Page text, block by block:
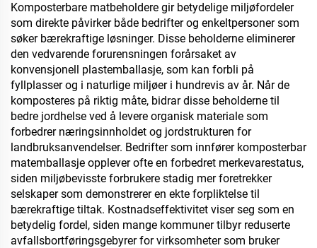
Komposterbare matbeholdere gir betydelige miljøfordeler
som direkte påvirker både bedrifter og enkeltpersoner som
søker bærekraftige løsninger. Disse beholderne eliminerer
den vedvarende forurensningen forårsaket av
konvensjonell plastemballasje, som kan forbli på
fyllplasser og i naturlige miljøer i hundrevis av år. Når de
komposteres på riktig måte, bidrar disse beholderne til
bedre jordhelse ved å levere organisk materiale som
forbedrer næringsinnholdet og jordstrukturen for
landbruksanvendelser. Bedrifter som innfører komposterbar
matemballasje opplever ofte en forbedret merkevarestatus,
siden miljøbevisste forbrukere stadig mer foretrekker
selskaper som demonstrerer en ekte forpliktelse til
bærekraftige tiltak. Kostnadseffektivitet viser seg som en
betydelig fordel, siden mange kommuner tilbyr reduserte
avfallsbortføringsgebyrer for virksomheter som bruker